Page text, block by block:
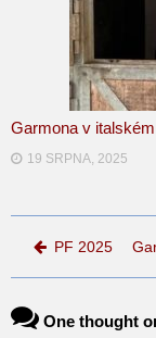
Garmona v
19 SRPNA, 2025
Post
PF 2025
One thought